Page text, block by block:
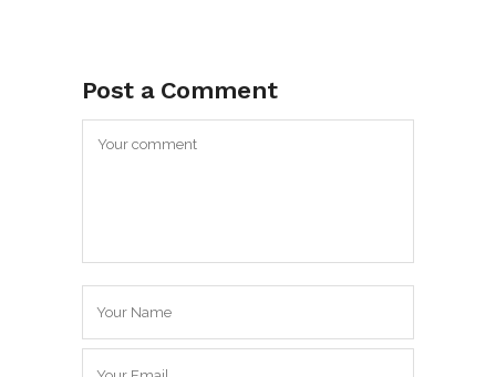
Post a Comment